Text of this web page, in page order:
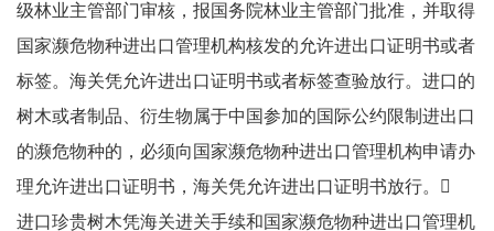
级林业主管部门审核，报国务院林业主管部门批准，并取得
国家濒危物种进出口管理机构核发的允许进出口证明书或者
标签。海关凭允许进出口证明书或者标签查验放行。进口的
树木或者制品、衍生物属于中国参加的国际公约限制进出口
的濒危物种的，必须向国家濒危物种进出口管理机构申请办
理允许进出口证明书，海关凭允许进出口证明书放行。
进口珍贵树木凭海关进关手续和国家濒危物种进出口管理机